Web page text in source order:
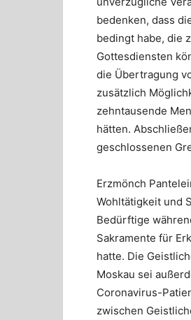
bedenken, dass
bedingt habe, die
Gottesdiensten
die Übertragung
zusätzlich
zehntausende
hätten.
geschlossenen
Erzmönch
Wohltätigkeit und
Bedürftige
Sakramente für
hatte. Die
Moskau sei
Coronavirus-
zwischen